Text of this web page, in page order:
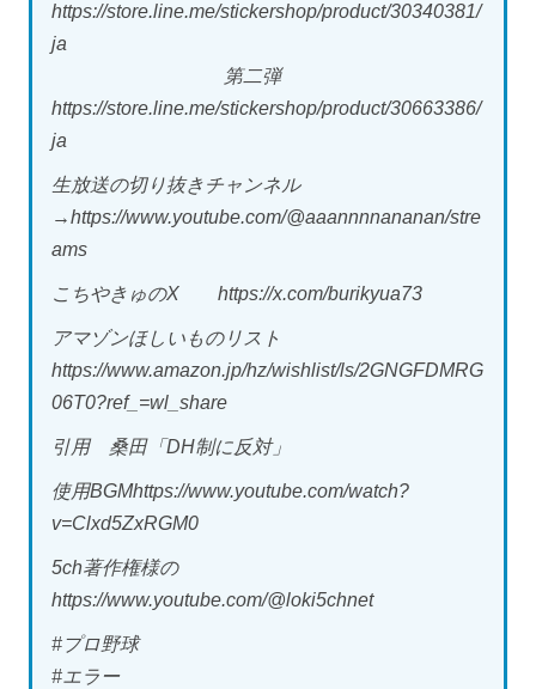
https://store.line.me/stickershop/product/30340381/
ja
第二弾
https://store.line.me/stickershop/product/30663386/
ja
生放送の切り抜きチャンネル
→https://www.youtube.com/@aaannnnananan/stre
ams
こちやきゅのX https://x.com/burikyua73
アマゾンほしいものリスト
https://www.amazon.jp/hz/wishlist/ls/2GNGFDMRG
06T0?ref_=wl_share
引用 桑田「DH制に反対」
使用BGMhttps://www.youtube.com/watch?
v=Clxd5ZxRGM0
5ch著作権様の
https://www.youtube.com/@loki5chnet
#プロ野球
#エラー